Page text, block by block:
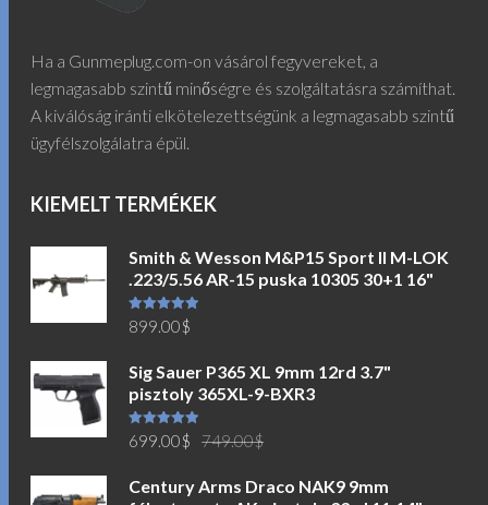
Ha a Gunmeplug.com-on vásárol fegyvereket, a
legmagasabb szintű minőségre és szolgáltatásra számíthat.
A kiválóság iránti elkötelezettségünk a legmagasabb szintű
ügyfélszolgálatra épül.
KIEMELT TERMÉKEK
Smith & Wesson M&P15 Sport II M-LOK
.223/5.56 AR-15 puska 10305 30+1 16"
Értékelés:
5.00/ 5
899.00$
Sig Sauer P365 XL 9mm 12rd 3.7"
pisztoly 365XL-9-BXR3
Értékelés:
5.00/ 5 749.00$
was:
699.00$
is:
Century Arms Draco NAK9 9mm